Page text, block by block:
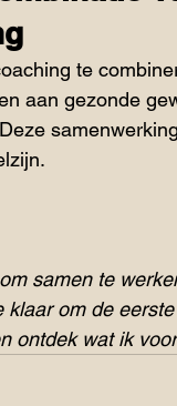
te
aan gezonde
samen te
klaar om de
ontdek wat ik